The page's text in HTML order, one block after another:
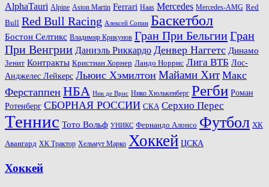
AlphaTauri Alpine Aston Martin Ferrari Haas Mercedes Mercedes-AMG Red
Bull Red Bull Racing Алексей Сопин Баскетбол
Бостон Селтикс Владимир Крикунов Гран При БельгииГран
При Венгрии Даниэль Риккардо Денвер Наггетс Динамо
Зенит Контракты Кристиан Хорнер Ландо Норрис Лига ВТБ Лос-
Анджелес Лейкерс Льюис Хэмилтон Майами Хит Макс
Ферстаппен НБА Ник де Врис Нико Хюлькенберг Регби Роман
Ротенберг СБОРНАЯ РОССИИ СКА Серхио Перес
Теннис Тото Вольф УНИКС Фернандо Алонсо Футбол ХК
Авангард ХК Трактор Хельмут Марко Хоккей ЦСКА
Хоккей